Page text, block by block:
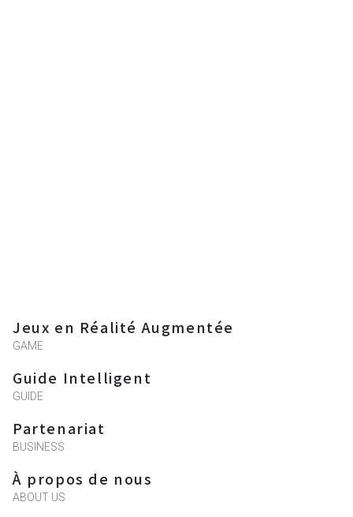
Jeux en Réalité Augmentée
GAME
Guide Intelligent
GUIDE
Partenariat
BUSINESS
À propos de nous
ABOUT US